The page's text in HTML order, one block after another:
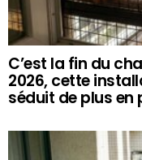
C’est la fin du
2026, cette
séduit de plus